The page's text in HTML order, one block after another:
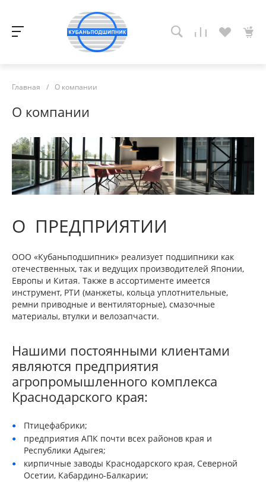
Главная / О компании
О компании
О ПРЕДПРИЯТИИ
ООО «Кубаньподшипник» реализует подшипники как
отечественных, так и ведущих производителей Японии,
Европы и Китая. Также в ассортименте имеется
инструмент, РТИ (манжеты, кольца уплотнительные,
ремни приводные и вентиляторные), смазочные
материалы, втулки и велозапчасти.
Нашими постоянными клиентами
являются предприятия
агропромышленного комплекса
Краснодарского края:
Птицефабрики;
предприятия АПК почти всех районов края и
Республики Адыгея;
кирпичные заводы Краснодарского края, Северной
Осетии, Кабардино-Балкарии;